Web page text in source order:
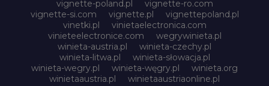
vignette-poland.pl
vignette-ro.com
vignette-si.com
vignette.pl
vignettepoland.pl
vinetki.pl
vinietaelectronica.com
vinieteelectronice.com
wegrywinieta.pl
winieta-austria.pl
winieta-czechy.pl
winieta-litwa.pl
winieta-słowacja.pl
winieta-wegry.pl
winieta-węgry.pl
winieta.org
winietaaustria.pl
winietaaustriaonline.pl